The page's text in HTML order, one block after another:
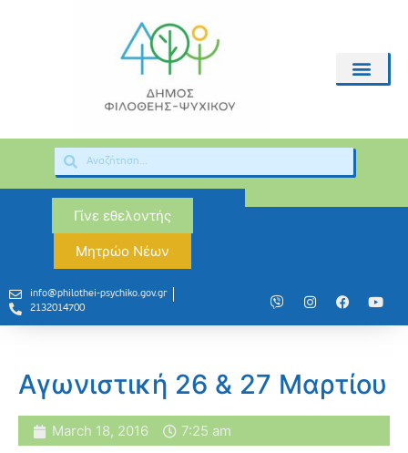
Γίνε εθελοντής
Μητρώο Νέων
info@philothei-psychiko.gov.gr
2132014700
Αγωνιστική 26 & 27 Μαρτίου
March 18, 2016 7:25 am